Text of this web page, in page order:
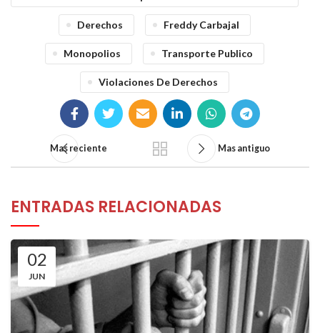
Derechos Freddy Carbajal
Monopolios Transporte Publico
Violaciones De Derechos
Mas reciente Mas antiguo
ENTRADAS RELACIONADAS
02
JUN